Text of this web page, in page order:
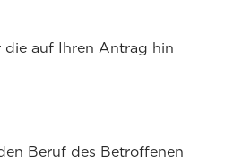
die auf Ihren Antrag hin
Beruf des Betroffenen